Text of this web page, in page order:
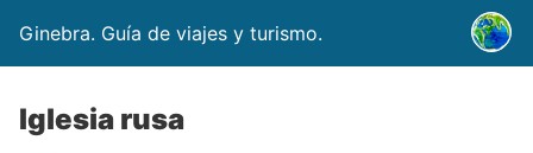
Ginebra. Guía de viajes y turismo.
Iglesia rusa